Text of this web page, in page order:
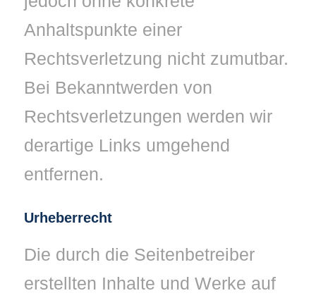
Anhaltspunkte einer
Rechtsverletzung nicht zumutbar.
Bei Bekanntwerden von
Rechtsverletzungen werden wir
derartige Links umgehend
entfernen.
Urheberrecht
Die durch die Seitenbetreiber
erstellten Inhalte und Werke auf